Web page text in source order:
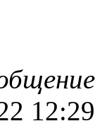
12:29